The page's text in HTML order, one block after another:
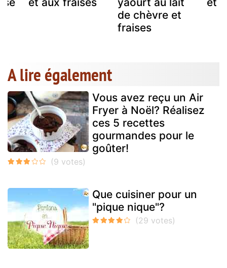
de chèvre et
fraises
A lire également
Vous avez reçu un Air
Fryer à Noël? Réalisez
ces 5 recettes
gourmandes pour le
goûter!
Que cuisiner pour un
"pique nique"?